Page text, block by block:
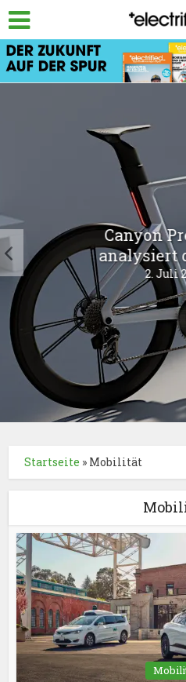
Canyon
analysiert
2. Juli
Startseite » Mobilität